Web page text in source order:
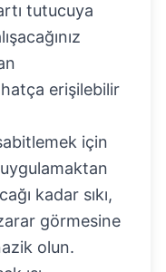
tutucuya
erişilebilir
için
uygulamaktan
kadar sıkı,
görmesine
olun.